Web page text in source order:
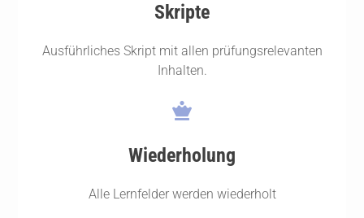
Skripte
Ausführliches Skript mit allen prüfungsrelevanten
Inhalten.
Wiederholung
Alle Lernfelder werden wiederholt